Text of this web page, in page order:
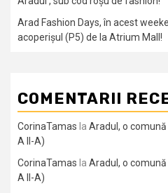
Arad Fashion Days, în acest
acoperișul (P5) de la Atrium Mall!
COMENTARII
CorinaTamas la Aradul, o
A II-A)
CorinaTamas la Aradul, o
A II-A)